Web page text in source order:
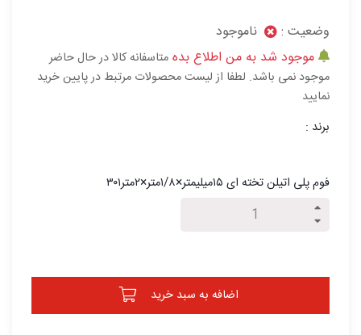
وضعیت :
ناموجود
موجود شد به من اطلاع بده متاسفانه کالا در حال حاضر
موجود نمی باشد. لطفا از لیست محصولات مرتبط در پایین خرید
نمایید
برند :
فوم پلی اتیلن تخته ای ۱۵میلیمتر×۱/۸متر×۲متر۳۰۱
اضافه به سبد خرید